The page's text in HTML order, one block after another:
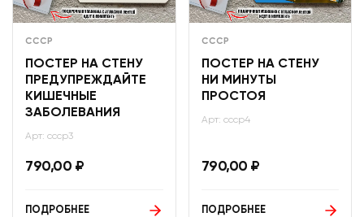
СССР
ПОСТЕР НА СТЕНУ
ПРЕДУПРЕЖДАЙТЕ
КИШЕЧНЫЕ
ЗАБОЛЕВАНИЯ
Арт: ссср3
790,00 ₽
ПОДРОБНЕЕ
СССР
ПОСТЕР НА СТЕНУ
НИ МИНУТЫ
ПРОСТОЯ
Арт: ссср4
790,00 ₽
ПОДРОБНЕЕ